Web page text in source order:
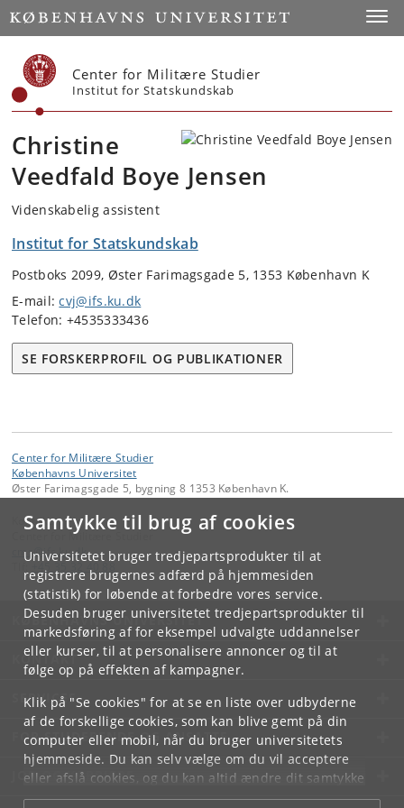
Samtykke til brug af cookies
Universitetet bruger tredjepartsprodukter til at
registrere brugernes adfærd på hjemmesiden
(statistik) for løbende at forbedre vores service.
Desuden bruger universitetet tredjepartsprodukter til
markedsføring af for eksempel udvalgte uddannelser
eller kurser, til at personalisere annoncer og til at
følge op på effekten af kampagner.
Klik på "Se cookies" for at se en liste over udbyderne
af de forskellige cookies, som kan blive gemt på din
computer eller mobil, når du bruger universitetets
hjemmeside. Du kan selv vælge om du vil acceptere
eller afslå cookies, og du kan altid ændre dit samtykke
underCookie- og privatlivspolitiksom du finder i
Start
Center for Militære Studier
Institut for Statskundskab
Christine
Veedfald Boye Jensen
Videnskabelig assistent
Institut for Statskundskab
Postboks 2099, Øster Farimagsgade 5, 1353 København K
E-mail:cvj@ifs.ku.dk
Telefon: +4535333436
SE FORSKERPROFIL OG PUBLIKATIONER
Center for Militære Studier
Københavns Universitet
Øster Farimagsgade 5, bygning 8 1353 København K.
Kontakt:
Center for Militære Studier
cms@ifs. ku.dk
KØBENHAVNS UNIVERSITET
KONTAKT
SERVICES
FOR STUDERENDE OG ANSATTE
JOB OG KARRIERE